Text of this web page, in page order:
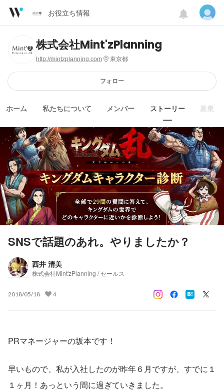
お役立ち情報
株式会社Mint'zPlanning
http://mintzplanning.com 東京都
フォロー
ホーム 私たちについて メンバー ストーリー 募集
SNSで話題のあれ。やりましたか？
西井 清美
株式会社Mint'zPlanning / セールス
2018/05/18 4
PRマネージャーの坂本です！
早いもので、私が入社したのが昨年６月ですが、すでに１
１ヶ月！あっという間に過ぎていきました。